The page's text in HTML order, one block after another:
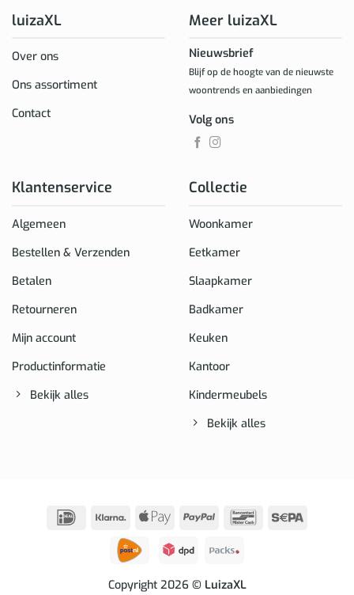
luizaXL
Over ons
Ons assortiment
Contact
Klantenservice
Algemeen
Bestellen & Verzenden
Betalen
Retourneren
Mijn account
Productinformatie
Bekijk alles
Collectie
Woonkamer
Eetkamer
Slaapkamer
Badkamer
Keuken
Kantoor
Kindermeubels
Bekijk alles
Meer luizaXL
Nieuwsbrief
Blijf op de hoogte van de nieuwste
woontrends en aanbiedingen
Volg ons
IDeal Klarna
Apple
PayPal Bancontact
Copyright 2026 © LuizaXL